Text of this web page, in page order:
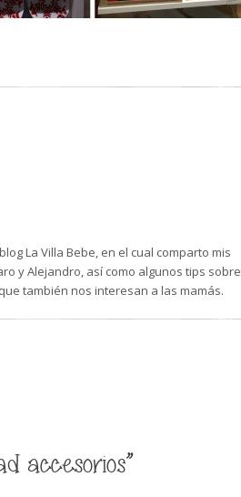
La Villa Bebe, en el cual comparto mis
y Alejandro, así como algunos tips sobre
también nos interesan a las mamás.
accesorios”